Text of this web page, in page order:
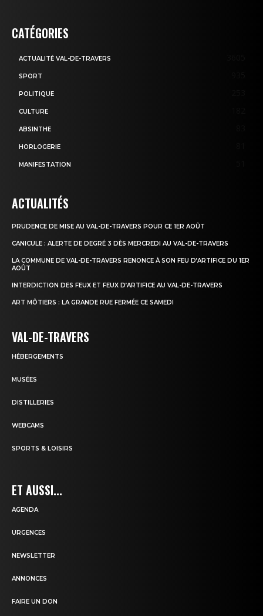
CATÉGORIES
ACTUALITÉ VAL-DE-TRAVERS
SPORT
POLITIQUE
CULTURE
ABSINTHE
HORLOGERIE
MANIFESTATION
ACTUALITÉS
PRUDENCE DE MISE AU VAL-DE-TRAVERS POUR CE 1ER AOÛT
CANICULE : ALERTE DE DEGRÉ 3 DÈS MERCREDI AU VAL-DE-TRAVERS
LA COMMUNE DE VAL-DE-TRAVERS RENONCE À SON FEU D’ARTIFICE DU 1ER
AOÛT
INTERDICTION DES FEUX ET FEUX D’ARTIFICE AU VAL-DE-TRAVERS
ART MÔTIERS : LA GRANDE RUE FERMÉE CE SAMEDI
VAL-DE-TRAVERS
HÉBERGEMENTS
MUSÉES
DISTILLERIES
WEBCAMS
SPORTS & LOISIRS
ET AUSSI...
AGENDA
URGENCES
NEWSLETTER
ANNONCES
FAIRE UN DON